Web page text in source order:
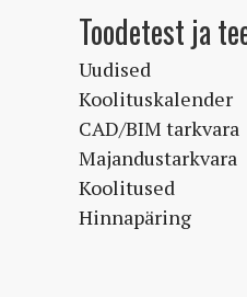
Toodetest ja
Uudised
Koolituskalender
CAD/BIM tarkvara
Majandustarkvara
Koolitused
Hinnapäring